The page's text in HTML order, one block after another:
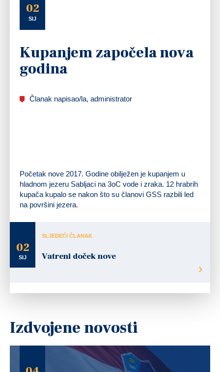
02
SIJ
Kupanjem započela nova
godina
Članak napisao/la, administrator
Početak nove 2017. Godine obilježen je kupanjem u
hladnom jezeru Sabljaci na 3oC vode i zraka. 12 hrabrih
kupača kupalo se nakon što su članovi GSS razbili led
na površini jezera.
02
SIJ
SLJEDEĆI ČLANAK
Vatreni doček nove
Izdvojene novosti